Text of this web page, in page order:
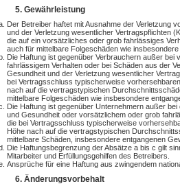
5. Gewährleistung
Der Betreiber haftet mit Ausnahme der Verletzung
und der Verletzung wesentlicher Vertragspflichten
die auf ein vorsätzliches oder grob fahrlässiges
auch für mittelbare Folgeschäden wie insbesondere
Die Haftung ist gegenüber Verbrauchern außer bei
fahrlässigem Verhalten oder bei Schäden aus der
Gesundheit und der Verletzung wesentlicher
bei Vertragsschluss typischerweise
nach auf die vertragstypischen
mittelbare Folgeschäden wie insbesondere
Die Haftung ist gegenüber Unternehmern außer
und Gesundheit oder vorsätzlichem oder grob
die bei Vertragsschluss typischerweise
Höhe nach auf die vertragstypischen
mittelbare Schäden, insbesondere entgangenen
Die Haftungsbegrenzung der Absätze a bis c gilt
Mitarbeiter und Erfüllungsgehilfen des Betreibers.
Ansprüche für eine Haftung aus zwingendem
6. Änderungsvorbehalt